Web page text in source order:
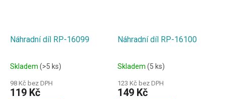
Náhradní díl RP-16099
Skladem (>5 ks)
98 Kč bez DPH
119 Kč
Náhradní díl RP-16100
Skladem (5 ks)
123 Kč bez DPH
149 Kč